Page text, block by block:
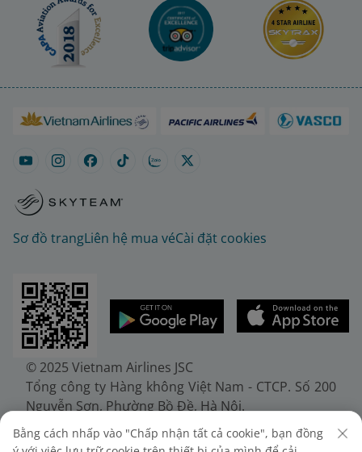
Sơ đồ trangLiên hệ mua véCài đặt cookies
© 2025 Vietnam Airlines JSC
Tổng công ty Hàng không Việt Nam - CTCP. Số 200
Nguyễn Sơn, Phường Bồ Đề, Hà Nội.
Điện thoại: (+84-24) 38272289. Fax: (+84-24)
38722375
Bằng cách nhấp vào "Chấp nhận tất cả cookie", bạn đồng